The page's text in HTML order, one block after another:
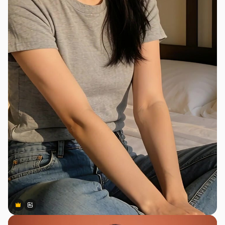
Premium
Premium
สร้างขึ้นโดย AI